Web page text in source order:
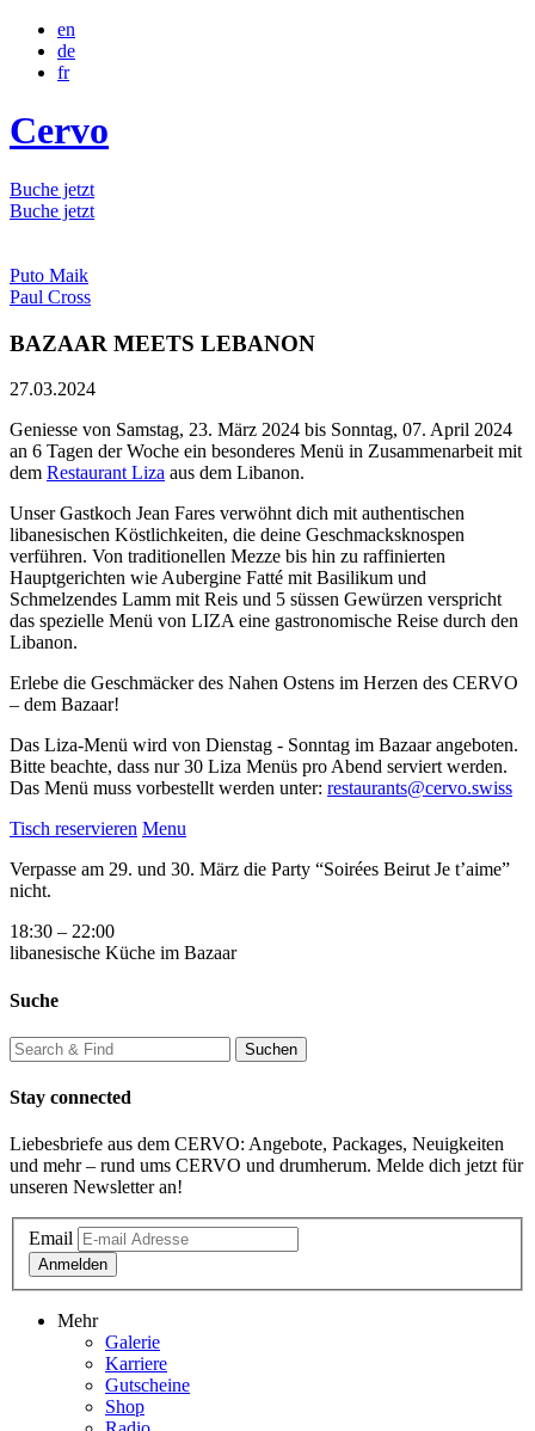
en
de
fr
Cervo
Buche jetzt
Buche jetzt
Puto Maik
Paul Cross
BAZAAR MEETS LEBANON
27.03.2024
Geniesse von Samstag, 23. März 2024 bis Sonntag, 07. April 2024
an 6 Tagen der Woche ein besonderes Menü in Zusammenarbeit mit
dem Restaurant Liza aus dem Libanon.
Unser Gastkoch Jean Fares verwöhnt dich mit authentischen
libanesischen Köstlichkeiten, die deine Geschmacksknospen
verführen. Von traditionellen Mezze bis hin zu raffinierten
Hauptgerichten wie Aubergine Fatté mit Basilikum und
Schmelzendes Lamm mit Reis und 5 süssen Gewürzen verspricht
das spezielle Menü von LIZA eine gastronomische Reise durch den
Libanon.
Erlebe die Geschmäcker des Nahen Ostens im Herzen des CERVO
– dem Bazaar!
Das Liza-Menü wird von Dienstag - Sonntag im Bazaar angeboten.
Bitte beachte, dass nur 30 Liza Menüs pro Abend serviert werden.
Das Menü muss vorbestellt werden unter: restaurants@cervo.swiss
Tisch reservieren Menu
Verpasse am 29. und 30. März die Party “Soirées Beirut Je t’aime”
nicht.
18:30 – 22:00
libanesische Küche im Bazaar
Suche
Stay connected
Liebesbriefe aus dem CERVO: Angebote, Packages, Neuigkeiten
und mehr – rund ums CERVO und drumherum. Melde dich jetzt für
unseren Newsletter an!
Email
Anmelden
Mehr
Galerie
Karriere
Gutscheine
Shop